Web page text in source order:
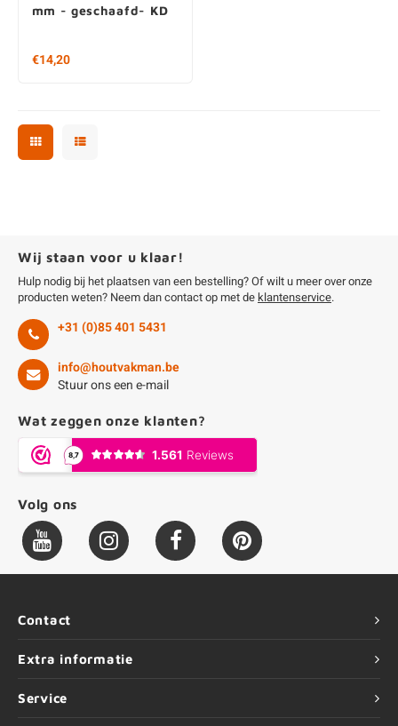
mm - geschaafd- KD
€14,20
Wij staan voor u klaar!
Hulp nodig bij het plaatsen van een bestelling? Of wilt u meer over onze
producten weten? Neem dan contact op met de klantenservice.
+31 (0)85 401 5431
info@houtvakman.be
Stuur ons een e-mail
Wat zeggen onze klanten?
Volg ons
Contact
Extra informatie
Service